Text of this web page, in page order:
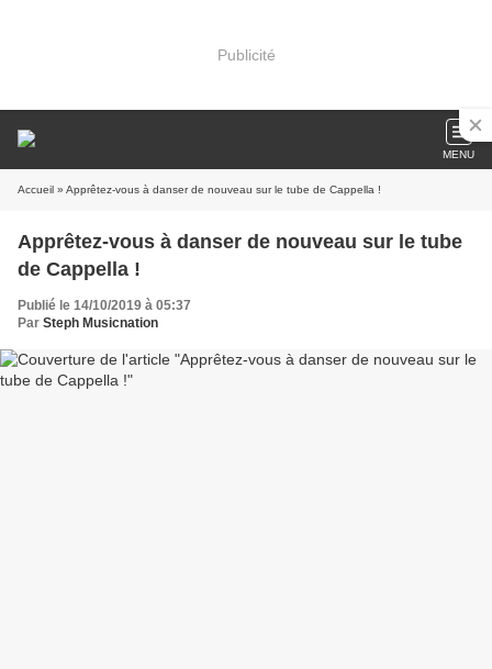
Publicité
MENU
Accueil » Apprêtez-vous à danser de nouveau sur le tube de Cappella !
Apprêtez-vous à danser de nouveau sur le tube
de Cappella !
Publié le 14/10/2019 à 05:37
Par Steph Musicnation